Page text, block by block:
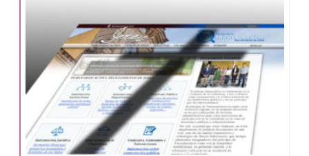
Iglesia
en
Jerez.